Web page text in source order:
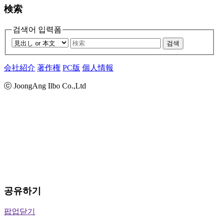
検索
검색어 입력폼
검색
会社紹介 著作権 PC版 個人情報
ⓒ JoongAng Ilbo Co.,Ltd
공유하기
팝업닫기